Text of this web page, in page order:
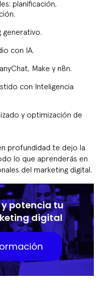
planificación,
generativo.
con IA.
Make y n8n.
con Inteligencia
y optimización de
profundidad te dejo la
lo que aprenderás en
del marketing digital.
y potencia tu
digital